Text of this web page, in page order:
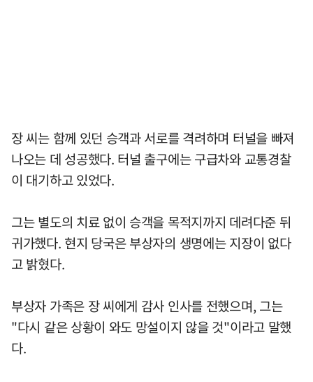
장 씨는 함께 있던 승객과 서로를 격려하며 터널을 빠져
나오는 데 성공했다. 터널 출구에는 구급차와 교통경찰
이 대기하고 있었다.
그는 별도의 치료 없이 승객을 목적지까지 데려다준 뒤
귀가했다. 현지 당국은 부상자의 생명에는 지장이 없다
고 밝혔다.
부상자 가족은 장 씨에게 감사 인사를 전했으며, 그는
"다시 같은 상황이 와도 망설이지 않을 것"이라고 말했
다.